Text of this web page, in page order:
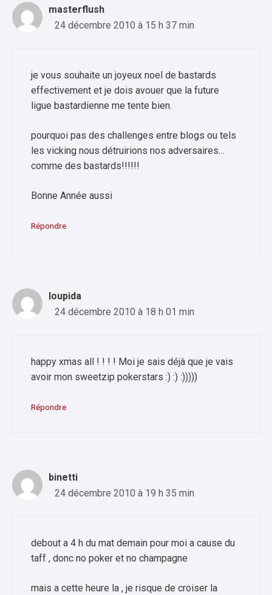
masterflush
24 décembre 2010 à 15 h 37 min
je vous souhaite un joyeux noel de bastards
effectivement et je dois avouer que la future
ligue bastardienne me tente bien.
pourquoi pas des challenges entre blogs ou tels
les vicking nous détruirions nos adversaires…
comme des bastards!!!!!!
Bonne Année aussi
Répondre
loupida
24 décembre 2010 à 18 h 01 min
happy xmas all ! ! ! ! Moi je sais déjà que je vais
avoir mon sweetzip pokerstars :) :) :)))))
Répondre
binetti
24 décembre 2010 à 19 h 35 min
debout a 4 h du mat demain pour moi a cause du
taff , donc no poker et no champagne
mais a cette heure la , je risque de croiser la